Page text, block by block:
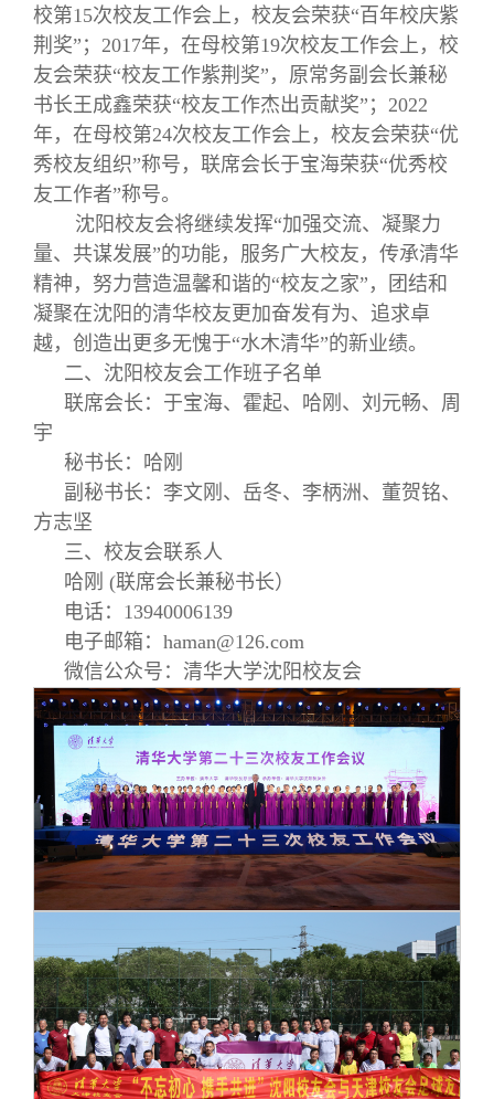
校第15次校友工作会上，校友会荣获“百年校庆紫
荆奖”；2017年，在母校第19次校友工作会上，校
友会荣获“校友工作紫荆奖”，原常务副会长兼秘
书长王成鑫荣获“校友工作杰出贡献奖”；2022
年，在母校第24次校友工作会上，校友会荣获“优
秀校友组织”称号，联席会长于宝海荣获“优秀校
友工作者”称号。
沈阳校友会将继续发挥“加强交流、凝聚力
量、共谋发展”的功能，服务广大校友，传承清华
精神，努力营造温馨和谐的“校友之家”，团结和
凝聚在沈阳的清华校友更加奋发有为、追求卓
越，创造出更多无愧于“水木清华”的新业绩。
二、沈阳校友会工作班子名单
联席会长：于宝海、霍起、哈刚、刘元畅、周
宇
秘书长：哈刚
副秘书长：李文刚、岳冬、李柄洲、董贺铭、
方志坚
三、校友会联系人
哈刚 (联席会长兼秘书长）
电话：13940006139
电子邮箱：haman@126.com
微信公众号：清华大学沈阳校友会